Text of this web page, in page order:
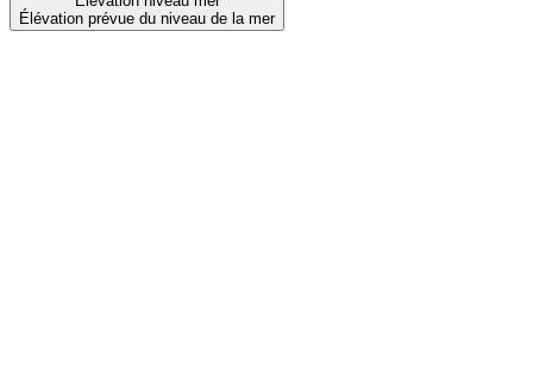
Élévation prévue du niveau de la mer